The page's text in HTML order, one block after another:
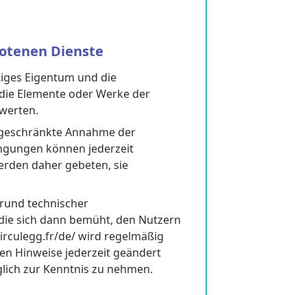
Dienste
Eigentum und die
Elemente oder Werke der
Annahme der
können jederzeit
daher gebeten, sie
technischer
sich dann bemüht, den Nutzern
de/ wird regelmäßig
Hinweise jederzeit geändert
zur Kenntnis zu nehmen.